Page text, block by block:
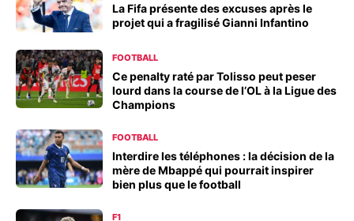
La Fifa présente des excuses après le
projet qui a fragilisé Gianni Infantino
FOOTBALL
Ce penalty raté par Tolisso peut peser
lourd dans la course de l’OL à la Ligue des
Champions
FOOTBALL
Interdire les téléphones : la décision de la
mère de Mbappé qui pourrait inspirer
bien plus que le football
F1